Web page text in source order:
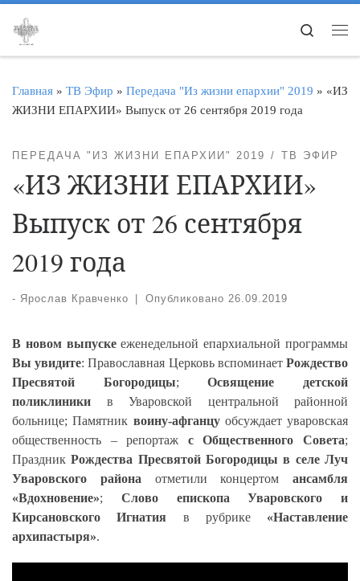
Перейти к содержимому
Search
Главная » ТВ Эфир » Передача "Из жизни епархии" 2019 » «ИЗ
ЖИЗНИ ЕПАРХИИ» Выпуск от 26 сентября 2019 года
ПЕРЕДАЧА "ИЗ ЖИЗНИ ЕПАРХИИ" 2019 ТВ ЭФИР
«ИЗ ЖИЗНИ ЕПАРХИИ»
Выпуск от 26 сентября
2019 года
- Ярослав Кравченко Опубликовано 26.09.2019
В новом выпускееженедельной епархиальной программы
Вы увидите: Православная Церковь вспоминаетРождество
Пресвятой Богородицы;Освящение детской
поликлиники в Уваровской центральной районной
больнице; Памятник воину-афганцуобсуждает уваровская
общественность – репортаж с Общественного Совета;
ПраздникРождества Пресвятой Богородицы в селе Луч
Уваровского района отметили концертом ансамбля
«Вдохновение»; Слово епископа Уваровского и
Кирсановского Игнатия в рубрике «Наставление
архипастыря».